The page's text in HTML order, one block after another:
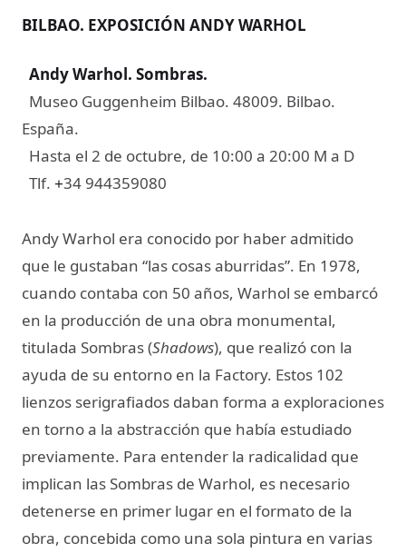
BILBAO. EXPOSICIÓN ANDY WARHOL
Andy Warhol. Sombras.
Museo Guggenheim Bilbao. 48009. Bilbao.
España.
Hasta el 2 de octubre, de 10:00 a 20:00 M a D
Tlf. +34 944359080
Andy Warhol era conocido por haber admitido
que le gustaban “las cosas aburridas”. En 1978,
cuando contaba con 50 años, Warhol se embarcó
en la producción de una obra monumental,
titulada Sombras (Shadows), que realizó con la
ayuda de su entorno en la Factory. Estos 102
lienzos serigrafiados daban forma a exploraciones
en torno a la abstracción que había estudiado
previamente. Para entender la radicalidad que
implican las Sombras de Warhol, es necesario
detenerse en primer lugar en el formato de la
obra, concebida como una sola pintura en varias